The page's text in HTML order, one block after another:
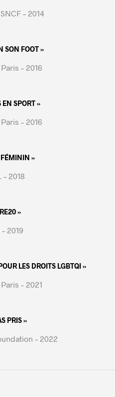
– 2014
SON FOOT »
– 2016
SPORT »
– 2016
»
– 2018
»
2019
LES DROITS LGBTQI »
– 2021
PRIS »
– 2022